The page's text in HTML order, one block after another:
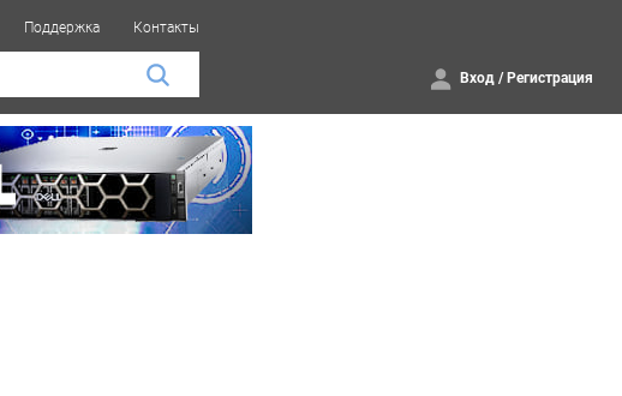
Поддержка Контакты
Вход / Регистрация